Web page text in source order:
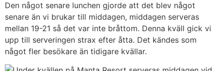
Den något senare lunchen gjorde att det blev något
senare än vi brukar till middagen, middagen serveras
mellan 19-21 så det var inte bråttom. Denna kväll gick vi
upp till serveringen strax efter åtta. Det kändes som
något fler besökare än tidigare kvällar.